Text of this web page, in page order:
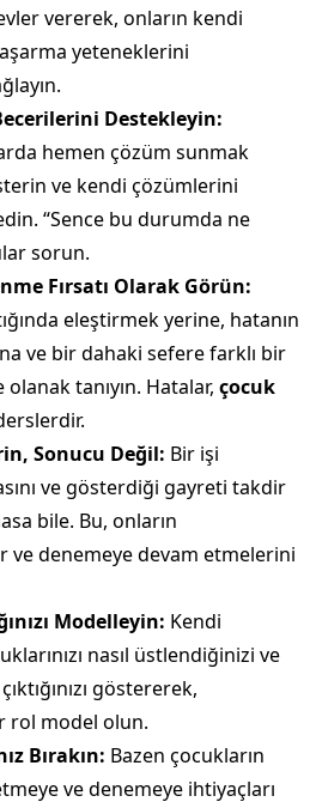
vererek, onların kendi
yeteneklerini
Destekleyin:
hemen çözüm sunmak
ve kendi çözümlerini
“Sence bu durumda ne
sorun.
Fırsatı Olarak Görün:
eleştirmek yerine, hatanın
ve bir dahaki sefere farklı bir
tanıyın. Hatalar, çocuk
Sonucu Değil: Bir işi
ve gösterdiği gayreti takdir
bile. Bu, onların
ve denemeye devam etmelerini
Modelleyin: Kendi
nasıl üstlendiğinizi ve
göstererek,
rol model olun.
Bırakın: Bazen çocukların
ve denemeye ihtiyaçları